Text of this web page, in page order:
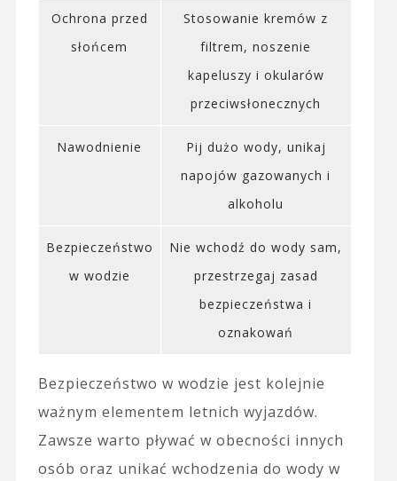
Ochrona przed
słońcem
Stosowanie kremów z
filtrem, noszenie
kapeluszy i okularów
przeciwsłonecznych
Nawodnienie
Pij dużo wody, unikaj
napojów gazowanych i
alkoholu
Bezpieczeństwo
w wodzie
Nie wchodź do wody sam,
przestrzegaj zasad
bezpieczeństwa i
oznakowań
Bezpieczeństwo w wodzie jest kolejnie
ważnym elementem letnich wyjazdów.
Zawsze warto pływać w obecności innych
osób oraz unikać wchodzenia do wody w